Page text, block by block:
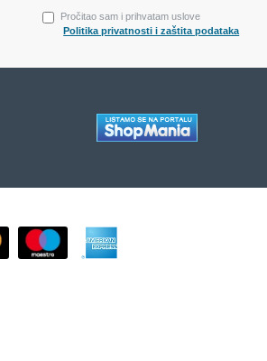
Pročitao sam i prihvatam uslove
Politika privatnosti i zaštita podataka